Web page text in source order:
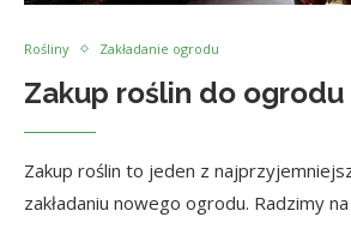
Rośliny Zakładanie ogrodu
Zakup roślin do ogrodu
Zakup roślin to jeden z
zakładaniu nowego ogrodu. Radzimy